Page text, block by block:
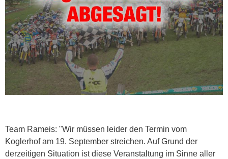
Team Rameis: "Wir müssen leider den Termin vom
Koglerhof am 19. September streichen. Auf Grund der
derzeitigen Situation ist diese Veranstaltung im Sinne aller